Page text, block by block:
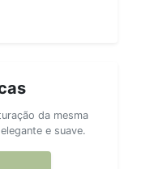
da mesma
e suave.